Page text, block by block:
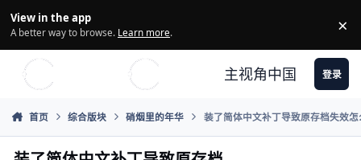
View in the app
A better way to browse. Learn more. ×
主视角中国 登录
首页 综合版块 硝烟里的年华 装了简体中文补丁导致原存档失效怎